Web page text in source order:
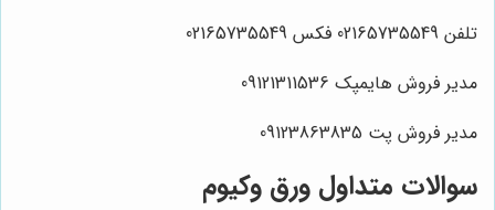
تلفن 02165735549 فکس 02165735549
مدیر فروش هایمپک 09121311536
مدیر فروش پت 09123863835
سوالات متداول ورق وکیوم